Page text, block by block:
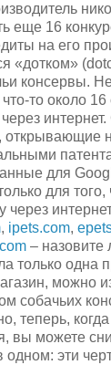
еще 16
на его
«дотком»
консервы.
то около 16
для
для
через
, ipets.com,
– назовите
только одна
можно
собачьих
теперь,
вы можете
одном: эти